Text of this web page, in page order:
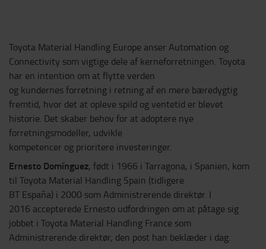
Toyota Material Handling Europe anser Automation og
Connectivity som vigtige dele af kerneforretningen. Toyota
har en intention om at flytte verden
og kundernes forretning i retning af en mere bæredygtig
fremtid, hvor det at opleve spild og ventetid er blevet
historie. Det skaber behov for at adoptere nye
forretningsmodeller, udvikle
kompetencer og prioritere investeringer.
Ernesto Domínguez, født i 1966 i Tarragona, i Spanien, kom
til Toyota Material Handling Spain (tidligere
BT España) i 2000 som Administrerende direktør. I
2016 accepterede Ernesto udfordringen om at påtage sig
jobbet i Toyota Material Handling France som
Administrerende direktør, den post han beklæder i dag.